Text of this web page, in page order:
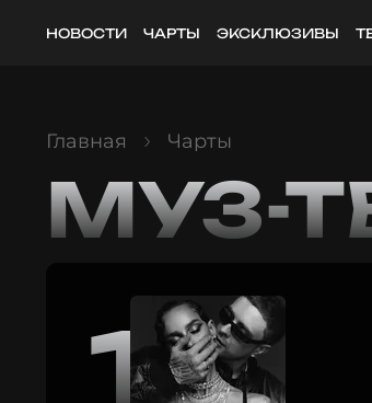
НОВОСТИ ЧАРТЫ ЭКСКЛЮЗИВЫ
Главная Чарты
МУЗ-
1